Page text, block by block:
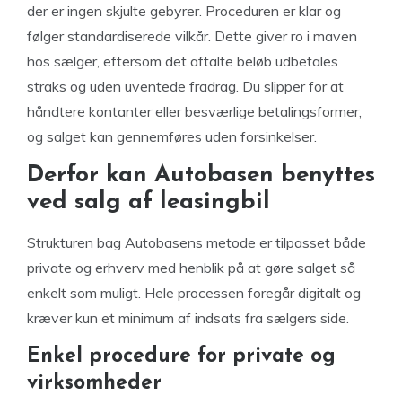
der er ingen skjulte gebyrer. Proceduren er klar og
følger standardiserede vilkår. Dette giver ro i maven
hos sælger, eftersom det aftalte beløb udbetales
straks og uden uventede fradrag. Du slipper for at
håndtere kontanter eller besværlige betalingsformer,
og salget kan gennemføres uden forsinkelser.
Derfor kan Autobasen benyttes
ved salg af leasingbil
Strukturen bag Autobasens metode er tilpasset både
private og erhverv med henblik på at gøre salget så
enkelt som muligt. Hele processen foregår digitalt og
kræver kun et minimum af indsats fra sælgers side.
Enkel procedure for private og
virksomheder